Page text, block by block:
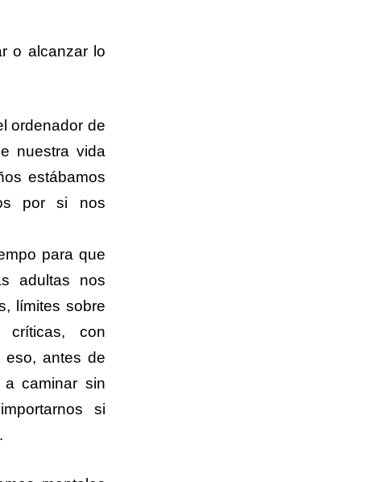
o alcanzar lo
ordenador de
nuestra vida
estábamos
por si nos
para que
adultas nos
límites sobre
con
eso, antes de
a caminar sin
si